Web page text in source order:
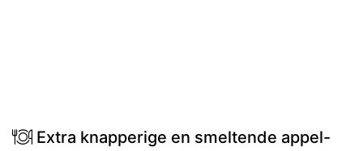
Extra knapperige en smeltende appel-